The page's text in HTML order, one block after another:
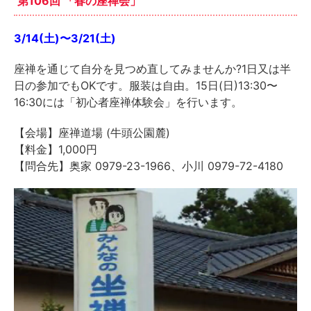
3/14(土)〜3/21(土)
座禅を通じて自分を見つめ直してみませんか?1日又は半
日の参加でもOKです。服装は自由。15日(日)13:30〜
16:30には「初心者座禅体験会」を行います。
【会場】座禅道場 (牛頭公園麓)
【料金】1,000円
【問合先】奥家 0979-23-1966、小川 0979-72-4180